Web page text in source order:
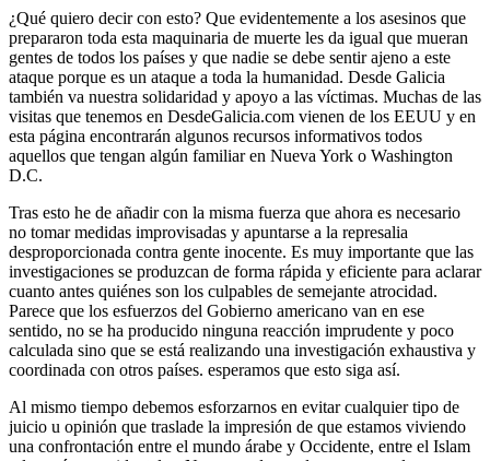
¿Qué quiero decir con esto? Que evidentemente a los asesinos que
prepararon toda esta maquinaria de muerte les da igual que mueran
gentes de todos los países y que nadie se debe sentir ajeno a este
ataque porque es un ataque a toda la humanidad. Desde Galicia
también va nuestra solidaridad y apoyo a las víctimas. Muchas de las
visitas que tenemos en DesdeGalicia.com vienen de los EEUU y en
esta página encontrarán algunos recursos informativos todos
aquellos que tengan algún familiar en Nueva York o Washington
D.C.
Tras esto he de añadir con la misma fuerza que ahora es necesario
no tomar medidas improvisadas y apuntarse a la represalia
desproporcionada contra gente inocente. Es muy importante que las
investigaciones se produzcan de forma rápida y eficiente para aclarar
cuanto antes quiénes son los culpables de semejante atrocidad.
Parece que los esfuerzos del Gobierno americano van en ese
sentido, no se ha producido ninguna reacción imprudente y poco
calculada sino que se está realizando una investigación exhaustiva y
coordinada con otros países. esperamos que esto siga así.
Al mismo tiempo debemos esforzarnos en evitar cualquier tipo de
juicio u opinión que traslade la impresión de que estamos viviendo
una confrontación entre el mundo árabe y Occidente, entre el Islam